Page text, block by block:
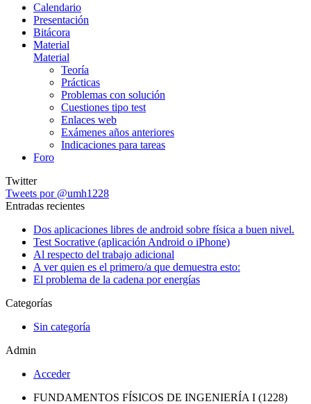
Calendario
Presentación
Bitácora
Material
Material
Teoría
Prácticas
Problemas con solución
Cuestiones tipo test
Enlaces web
Exámenes años anteriores
Indicaciones para tareas
Foro
Twitter
Tweets por @umh1228
Entradas recientes
Dos aplicaciones libres de android sobre física a buen nivel.
Test Socrative (aplicación Android o iPhone)
Al respecto del trabajo adicional
A ver quien es el primero/a que demuestra esto:
El problema de la cadena por energías
Categorías
Sin categoría
Admin
Acceder
FUNDAMENTOS FÍSICOS DE INGENIERÍA I (1228)